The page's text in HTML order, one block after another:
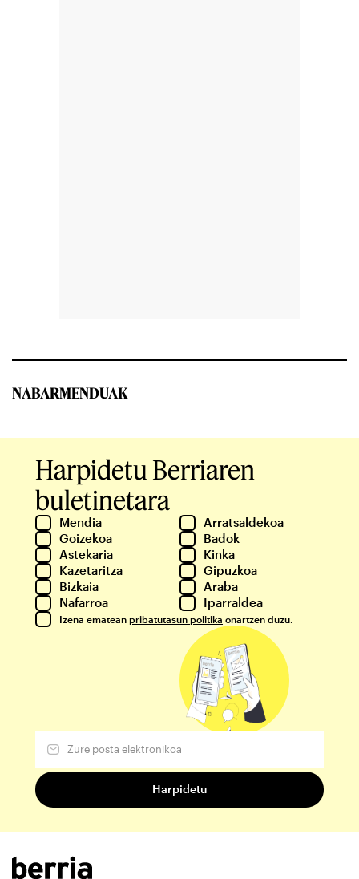
NABARMENDUAK
Harpidetu Berriaren
buletinetara
Mendia
Arratsaldekoa
Goizekoa
Badok
Astekaria
Kinka
Kazetaritza
Gipuzkoa
Bizkaia
Araba
Nafarroa
Iparraldea
Izena ematean pribatutasun politika onartzen duzu.